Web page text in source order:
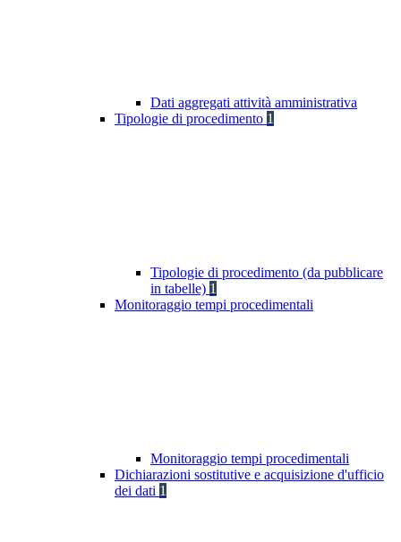
Dati aggregati attività amministrativa
Tipologie di procedimento 1
Tipologie di procedimento (da pubblicare
in tabelle) 1
Monitoraggio tempi procedimentali
Monitoraggio tempi procedimentali
Dichiarazioni sostitutive e acquisizione d'ufficio
dei dati 1